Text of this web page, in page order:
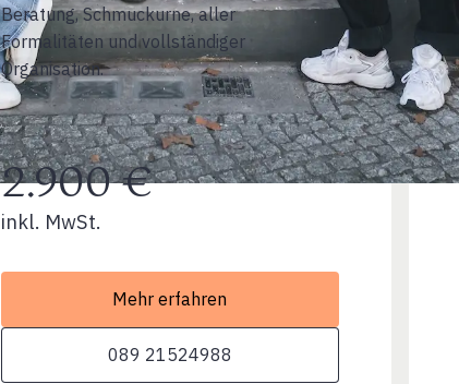
Beratung, Schmuckurne, aller
Formalitäten und vollständiger
Organisation.
2.900 €
inkl. MwSt.
Mehr erfahren
089 21524988